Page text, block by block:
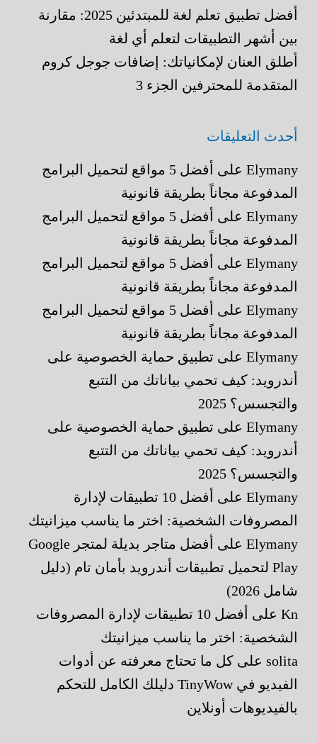
أفضل تطبيق تعلم لغة للمبتدئين 2025: مقارنة
بين أشهر التطبيقات لتعلم أي لغة
أطلق العنان لإمكانياتك: إضافات جوجل كروم
المتقدمة للمحترفين الجزء 3
أحدث التعليقات
Elymanyعلى
أفضل 5 مواقع لتحميل البرامج
المدفوعة مجاناً بطريقة قانونية
Elymanyعلى
أفضل 5 مواقع لتحميل البرامج
المدفوعة مجاناً بطريقة قانونية
Elymanyعلى
أفضل 5 مواقع لتحميل البرامج
المدفوعة مجاناً بطريقة قانونية
Elymanyعلى
أفضل 5 مواقع لتحميل البرامج
المدفوعة مجاناً بطريقة قانونية
Elymanyعلى تطبيق حماية الخصوصية على
أندرويد: كيف تحمي بياناتك من التتبع
والتجسس؟ 2025
Elymanyعلى تطبيق حماية الخصوصية على
أندرويد: كيف تحمي بياناتك من التتبع
والتجسس؟ 2025
Elymanyعلى
أفضل 10 تطبيقات لإدارة
المصروفات الشخصية: اختر ما يناسب ميزانيتك
Elymanyعلى
أفضل متاجر بديلة لمتجر Google
Play لتحميل تطبيقات أندرويد بأمان تام (دليل
شامل 2026)
Knعلى
أفضل 10 تطبيقات لإدارة المصروفات
الشخصية: اختر ما يناسب ميزانيتك
solitaعلى كل ما تحتاج معرفته عن أدوات
الفيديو في TinyWow دليلك الكامل للتحكم
بالفيديوهات أونلاين